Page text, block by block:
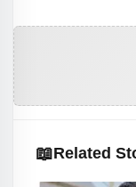
📖Related